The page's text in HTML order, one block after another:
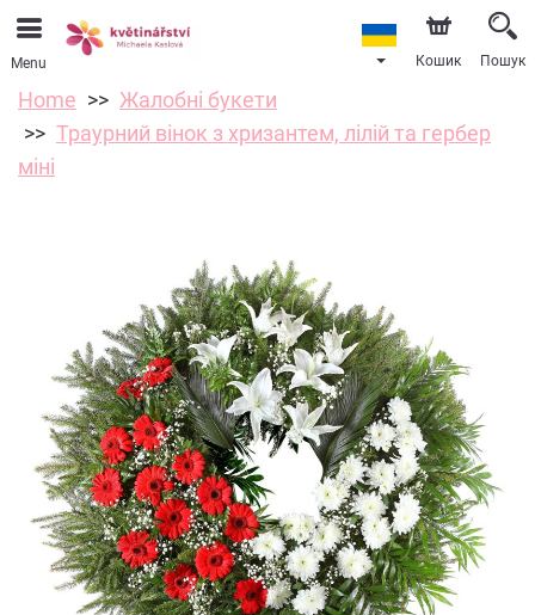
Menu Кошик Пошук
Home
Жалобні букети
Траурний вінок з хризантем, лілій та гербер
міні